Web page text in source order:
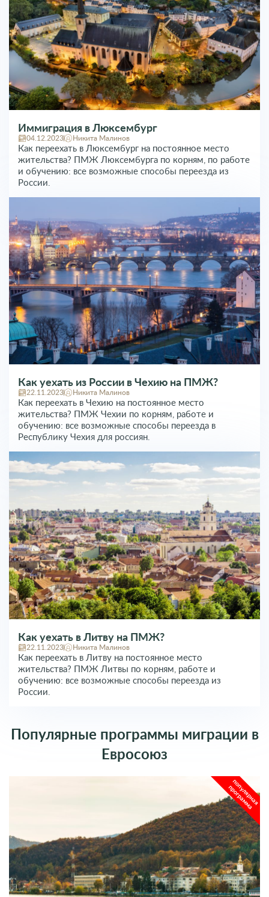
Иммиграция в Люксембург
04.12.2023 Никита Малинов
Как переехать в Люксембург на постоянное место
жительства? ПМЖ Люксембурга по корням, по работе
и обучению: все возможные способы переезда из
России.
Как уехать из России в Чехию на ПМЖ?
22.11.2023 Никита Малинов
Как переехать в Чехию на постоянное место
жительства? ПМЖ Чехии по корням, работе и
обучению: все возможные способы переезда в
Республику Чехия для россиян.
Как уехать в Литву на ПМЖ?
22.11.2023 Никита Малинов
Как переехать в Литву на постоянное место
жительства? ПМЖ Литвы по корням, работе и
обучению: все возможные способы переезда из
России.
Популярные программы миграции в
Евросоюз
популярная
программа